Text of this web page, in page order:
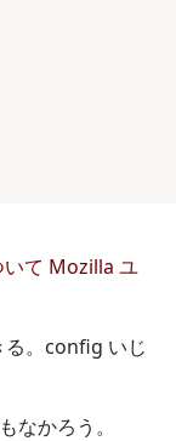
て Mozilla ユ
る。config いじ
なかろう。